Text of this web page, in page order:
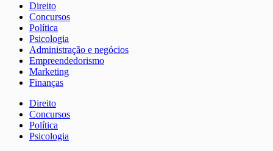
Direito
Concursos
Política
Psicologia
Administração e negócios
Empreendedorismo
Marketing
Finanças
Direito
Concursos
Política
Psicologia